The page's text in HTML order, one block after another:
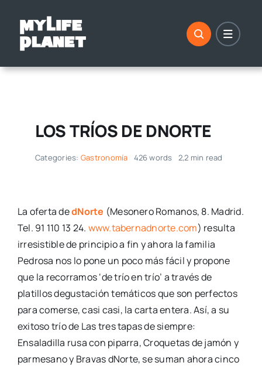
contenido
LOS TRÍOS DE DNORTE
Categories: Gastronomía 426 words 2,2 min read
La oferta dedNorte (Mesonero Romanos, 8. Madrid.
Tel. 91 110 13 24. www.tabernadnorte.com) resulta
irresistible de principio a fin y ahora la familia
Pedrosa nos lo pone un poco más fácil y propone
que la recorramos ‘de trío en trío’ a través de
platillos degustación temáticos que son perfectos
para comerse, casi casi, la carta entera. Así, a su
exitoso trío de Las tres tapas de siempre:
Ensaladilla rusa con piparra, Croquetas de jamón y
parmesano y Bravas dNorte, se suman ahora cinco